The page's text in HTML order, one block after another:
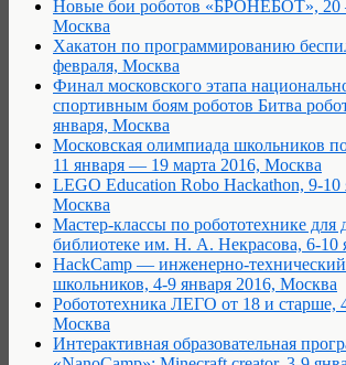
Новые бои роботов «БРОНЕБОТ», 20
Москва
Хакатон по программированию
февраля, Москва
Финал московского этапа
спортивным боям роботов Битва
января, Москва
Московская олимпиада школьников
11 января — 19 марта 2016, Москва
LEGO Education Robo Hackathon, 9-10
Москва
Мастер-классы по робототехнике для
библиотеке им. Н. А. Некрасова, 6-10
HackCamp — инженерно-технический
школьников, 4-9 января 2016, Москва
Робототехника ЛЕГО от 18 и старше,
Москва
Интерактивная образовательная